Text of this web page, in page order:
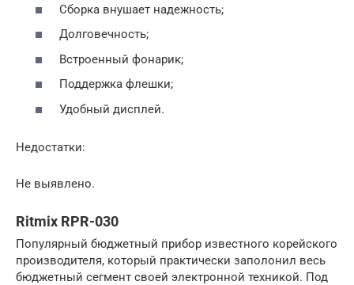
Сборка внушает надежность;
Долговечность;
Встроенный фонарик;
Поддержка флешки;
Удобный дисплей.
Недостатки:
Не выявлено.
Ritmix RPR-030
Популярный бюджетный прибор известного корейского
производителя, который практически заполонил весь
бюджетный сегмент своей электронной техникой. Под